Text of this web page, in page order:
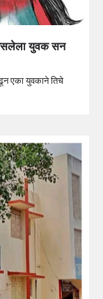
असलेला युवक सन
एका युवकाने तिचे